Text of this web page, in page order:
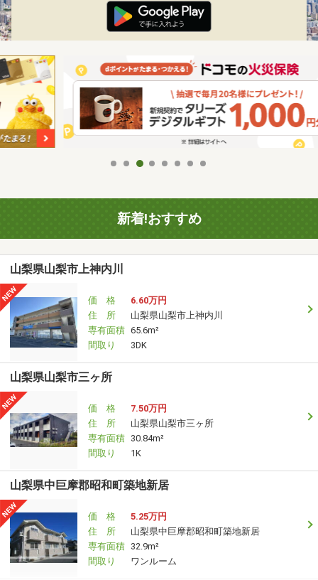
新着!おすすめ
山梨県山梨市上神内川
価 格
6.60万円
住 所
山梨県山梨市上神内川
専有面積 65.6m²
間取り
3DK
山梨県山梨市三ヶ所
価 格
7.50万円
住 所
山梨県山梨市三ヶ所
専有面積 30.84m²
間取り
1K
山梨県中巨摩郡昭和町築地新居
価 格
5.25万円
住 所
山梨県中巨摩郡昭和町築地新居
専有面積 32.9m²
間取り
ワンルーム